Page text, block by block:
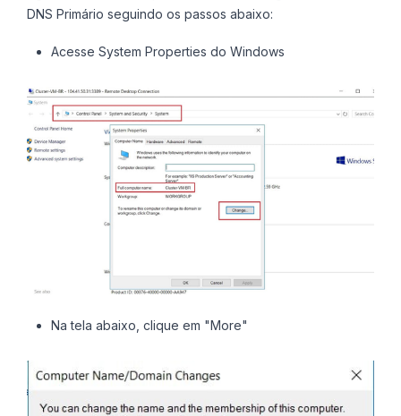
DNS Primário seguindo os passos abaixo:
Acesse System Properties do Windows
Na tela abaixo, clique em "More"